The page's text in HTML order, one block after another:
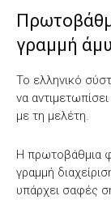
γραμμή
Το ελληνικό
να
με τη μελέτη.
Η πρωτοβάθμια
γραμμή
υπάρχει σαφές